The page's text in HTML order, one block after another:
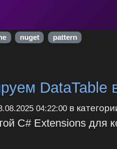
nuget pattern
DataTable
04:22:00в
C# Extensions для